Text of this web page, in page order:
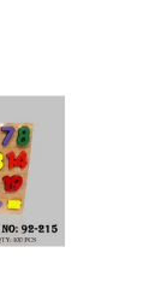
cung cấp giá sỉ
thông tin!